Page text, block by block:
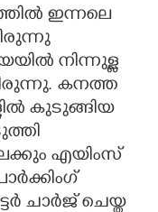
ഇന്നലെ
നിന്നുള്ള
കനത്ത
കുടുങ്ങിയ
എയിംസ്
ചാർജ് ചെയ്ത